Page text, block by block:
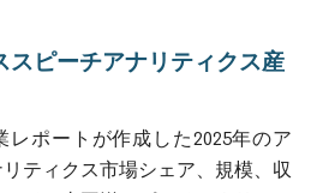
スピーチアナリティクス産
レポートが作成した2025年のア
ティクス市場シェア、規模、収